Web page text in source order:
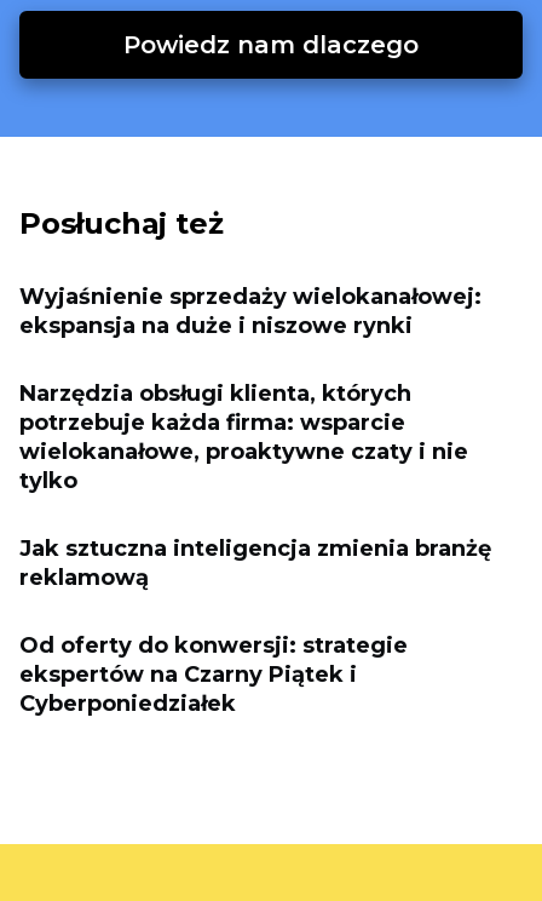
Powiedz nam dlaczego
Posłuchaj też
Wyjaśnienie sprzedaży wielokanałowej:
ekspansja na duże i niszowe rynki
Narzędzia obsługi klienta, których
potrzebuje każda firma: wsparcie
wielokanałowe, proaktywne czaty i nie
tylko
Jak sztuczna inteligencja zmienia branżę
reklamową
Od oferty do konwersji: strategie
ekspertów na Czarny Piątek i
Cyberponiedziałek